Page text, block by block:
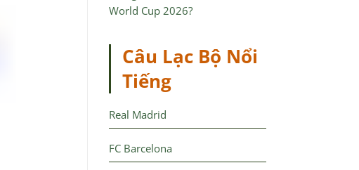
World Cup 2026?
Câu Lạc Bộ Nổi
Tiếng
Real Madrid
FC Barcelona